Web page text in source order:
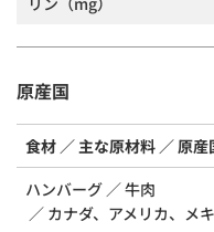
原産国
食材 主な原材料
原産
ハンバーグ
牛肉
カナダ、アメリカ、メ